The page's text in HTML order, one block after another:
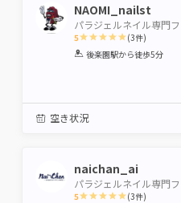
NAOMI_nailst
5
1 2 3 4 5
(3件)
後楽園駅から徒歩5分
空き状況
naichan_ai
5 (3件)